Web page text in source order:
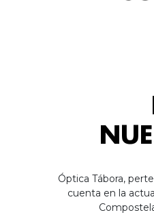
Óptica Tábora,
cuenta en la